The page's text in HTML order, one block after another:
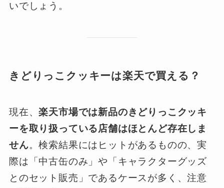
いでしょう。
きどりっこクッキーは楽天で買える？
現在、楽天市場では新品のきどりっこクッキ
ーを取り扱っている店舗はほとんど存在しま
せん。検索結果にはヒットがあるものの、実
際は「中古缶のみ」や「キャラクターグッズ
とのセット販売」であるケースが多く、注意